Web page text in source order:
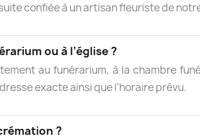
confiée à un artisan fleuriste de
ou à l’église ?
au funérarium, à la chambre
exacte ainsi que l’horaire prévu.
?